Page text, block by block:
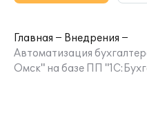
Главная
Внедрения
Автоматизация
Омск" на базе ПП